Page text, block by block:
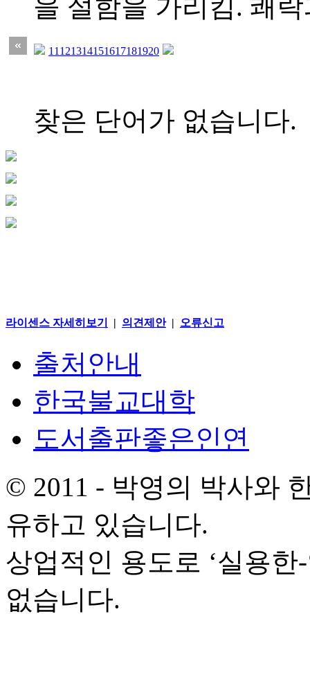
을 설함을 가리킴. 쾌
11 121314151617181920
찾은 단어가 없습니다.
라이센스 자세히보기 | 의견제안| 오류신고
출처안내
한국불교대학
도서출판좋은인연
© 2011 - 박영의 박사와
유하고 있습니다.
상업적인 용도로 ‘실용
없습니다.